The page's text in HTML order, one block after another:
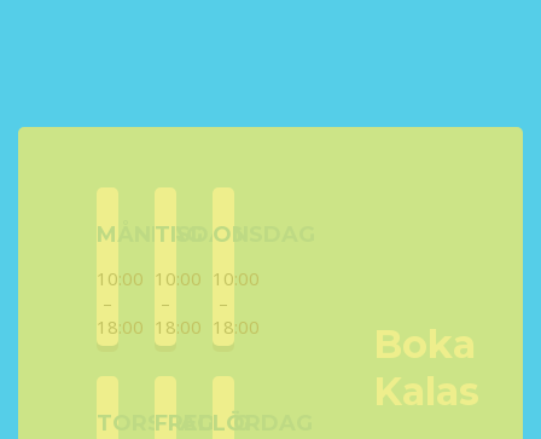
MÅNDAG
10:00
–
18:00
TISDAG
10:00
–
18:00
ONSDAG
10:00
–
18:00
TORSDAG
FREDAGLÖRDAG
Boka
Kalas